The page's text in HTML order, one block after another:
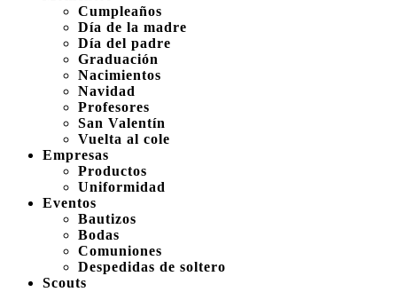
Cumpleaños
Día de la madre
Día del padre
Graduación
Nacimientos
Navidad
Profesores
San Valentín
Vuelta al cole
Empresas
Productos
Uniformidad
Eventos
Bautizos
Bodas
Comuniones
Despedidas de soltero
Scouts